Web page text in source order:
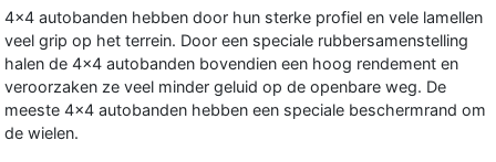
4×4 autobanden hebben door hun sterke profiel en vele lamellen
veel grip op het terrein. Door een speciale rubbersamenstelling
halen de 4×4 autobanden bovendien een hoog rendement en
veroorzaken ze veel minder geluid op de openbare weg. De
meeste 4×4 autobanden hebben een speciale beschermrand om
de wielen.